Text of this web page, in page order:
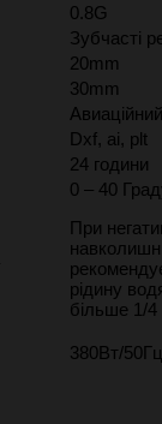
0.8G
Зубчасті
20mm
30mm
Dxf, ai, plt
24 години
0 – 40
При
рідину
більше 1/4
380Вт/50Гц